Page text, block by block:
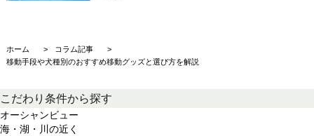
ホーム
コラム記事
移動手段や犬種別のおすすめ移動グッズと選び方を解説
こだわり条件から探す
オーシャンビュー
海・湖・川の近く